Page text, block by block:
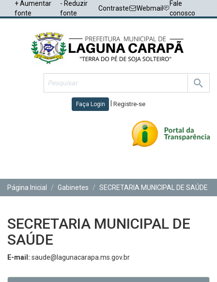
+ Aumentar
fonte
- Reduzir
fonte
Contraste Webmail
Fale
conosco
Faça Login Registre-se
Página Inicial
Gabinetes SECRETARIA MUNICIPAL DE SAÚDE
SECRETARIA MUNICIPAL DE
SAÚDE
E-mail: saude@lagunacarapa.ms.gov.br